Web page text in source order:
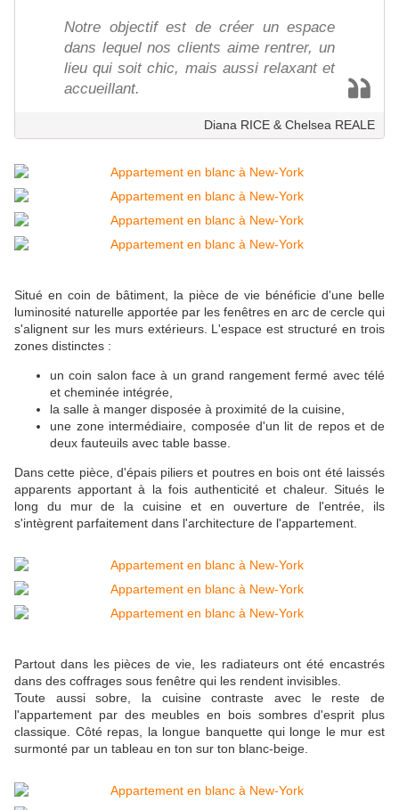
Notre objectif est de créer un espace
dans lequel nos clients aime rentrer, un
lieu qui soit chic, mais aussi relaxant et
accueillant.
Diana RICE & Chelsea REALE
Situé en coin de bâtiment, la pièce de vie bénéficie d'une belle
luminosité naturelle apportée par les fenêtres en arc de cercle qui
s'alignent sur les murs extérieurs. L'espace est structuré en trois
zones distinctes :
un coin salon face à un grand rangement fermé avec télé
et cheminée intégrée,
la salle à manger disposée à proximité de la cuisine,
une zone intermédiaire, composée d'un lit de repos et de
deux fauteuils avec table basse.
Dans cette pièce, d'épais piliers et poutres en bois ont été laissés
apparents apportant à la fois authenticité et chaleur. Situés le
long du mur de la cuisine et en ouverture de l'entrée, ils
s'intègrent parfaitement dans l'architecture de l'appartement.
Partout dans les pièces de vie, les radiateurs ont été encastrés
dans des coffrages sous fenêtre qui les rendent invisibles.
Toute aussi sobre, la cuisine contraste avec le reste de
l'appartement par des meubles en bois sombres d'esprit plus
classique. Côté repas, la longue banquette qui longe le mur est
surmonté par un tableau en ton sur ton blanc-beige.